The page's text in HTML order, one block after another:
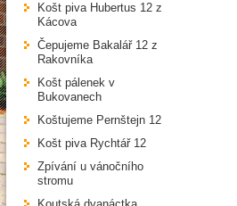
Košt piva Hubertus 12 z
Kácova
Čepujeme Bakalář 12 z
Rakovníka
Košt pálenek v
Bukovanech
Koštujeme Pernštejn 12
Košt piva Rychtář 12
Zpívání u vánočního
stromu